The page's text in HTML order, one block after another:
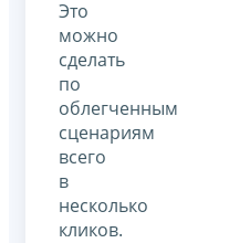
Это
можно
сделать
по
облегченным
сценариям
всего
в
несколько
кликов.